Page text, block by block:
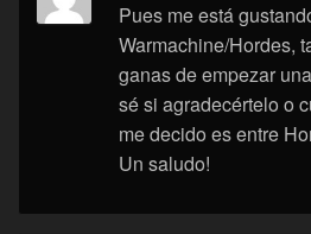
Pues me está
Warmachine/Hordes,
ganas de empezar
sé si agradecértelo o
me decido es entre
Un saludo!